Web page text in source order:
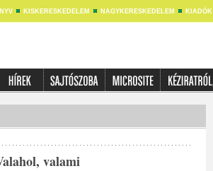
KISKERESKEDELEM NAGYKERESKEDELEM KIADÓK
valami